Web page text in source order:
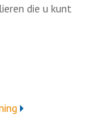
die u kunt